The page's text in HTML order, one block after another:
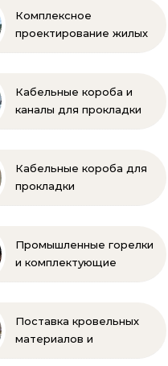
Комплексное
проектирование жилых
Кабельные короба и
каналы для прокладки
Кабельные короба для
прокладки
Промышленные горелки
и комплектующие
Поставка кровельных
материалов и